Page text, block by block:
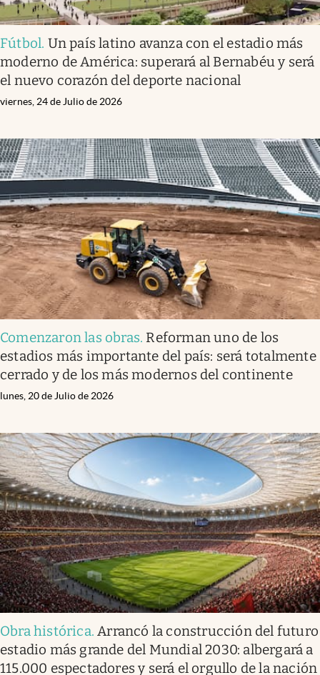
Fútbol. Un país latino avanza con el estadio más
moderno de América: superará al Bernabéu y será
el nuevo corazón del deporte nacional
viernes, 24 de Julio de 2026
Comenzaron las obras. Reforman uno de los
estadios más importante del país: será totalmente
cerrado y de los más modernos del continente
lunes, 20 de Julio de 2026
Obra histórica.Arrancó la construcción del futuro
estadio más grande del Mundial 2030: albergará a
115.000 espectadores y será el orgullo de la nación